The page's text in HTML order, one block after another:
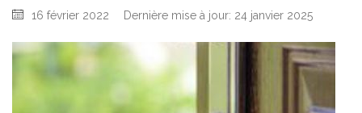
16 février 2022 Dernière mise à jour: 24 janvier 2025